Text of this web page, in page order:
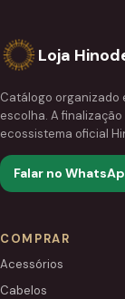
Loja
Catálogo organizado
escolha. A
ecossistema oficial
Falar no
COMPRAR
Acessórios
Cabelos